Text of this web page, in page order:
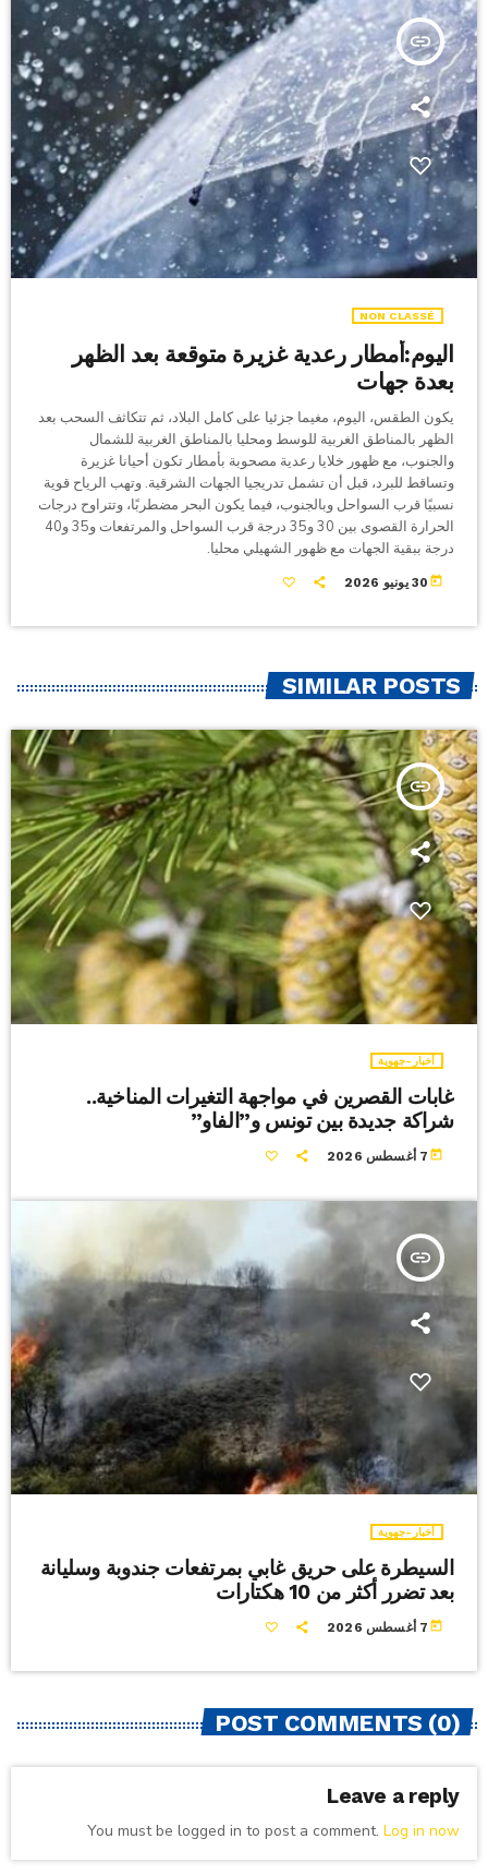
insert_link
NON CLASSÉ
اليوم:أمطار رعدية غزيرة متوقعة بعد الظهر
بعدة جهات
يكون الطقس، اليوم، مغيما جزئيا على كامل البلاد، ثم تتكاثف السحب بعد
الظهر بالمناطق الغربية للوسط ومحليا بالمناطق الغربية للشمال
والجنوب، مع ظهور خلايا رعدية مصحوبة بأمطار تكون أحيانا غزيرة
وتساقط للبرد، قبل أن تشمل تدريجيا الجهات الشرقية. وتهب الرياح قوية
نسبيًا قرب السواحل وبالجنوب، فيما يكون البحر مضطربًا، وتتراوح درجات
الحرارة القصوى بين 30 و35 درجة قرب السواحل والمرتفعات و35 و40
درجة ببقية الجهات مع ظهور الشهيلي محليا.
today 30 يونيو 2026
SIMILAR POSTS
insert_link
أخبار-جهوية
غابات القصرين في مواجهة التغيرات المناخية..
شراكة جديدة بين تونس و”الفاو”
today 7 أغسطس 2026
insert_link
أخبار-جهوية
السيطرة على حريق غابي بمرتفعات جندوبة وسليانة
بعد تضرر أكثر من 10 هكتارات
today 7 أغسطس 2026
POST COMMENTS (0)
Leave a reply
You must be logged in to post a comment. Log in now